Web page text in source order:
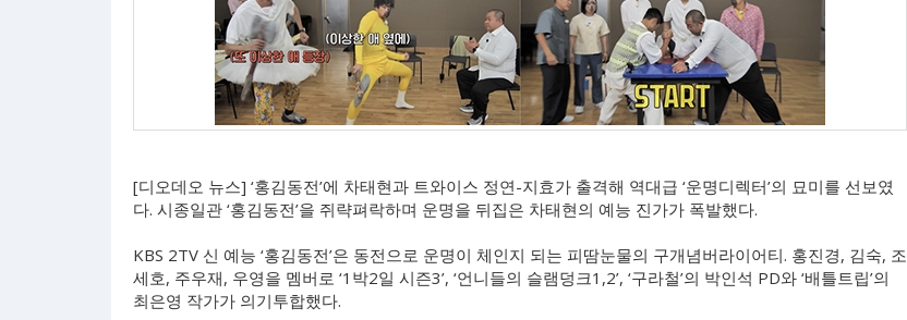
[디오데오 뉴스] ‘홍김동전’에 차태현과 트와이스 정연-지효가 출격해 역대급 ‘운명디렉터’의 묘미를 선보였
다. 시종일관 ‘홍김동전’을 쥐략펴락하며 운명을 뒤집은 차태현의 예능 진가가 폭발했다.
KBS 2TV 신 예능 ‘홍김동전’은 동전으로 운명이 체인지 되는 피땀눈물의 구개념버라이어티. 홍진경, 김숙, 조
세호, 주우재, 우영을 멤버로 ‘1박2일 시즌3’, ‘언니들의 슬램덩크1,2’, ‘구라철’의 박인석 PD와 ‘배틀트립’의
최은영 작가가 의기투합했다.